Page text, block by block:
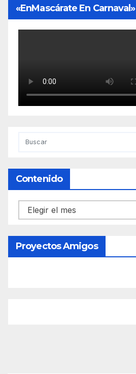
«EnMascárate En Carnaval»
Contenido
Contenido
Proyectos Amigos